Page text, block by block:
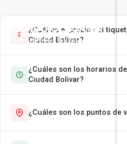
¿Cuál es el precio del
Ciudad Bolivar?
¿Cuáles son los horarios
Ciudad Bolivar?
¿Cuáles son los puntos de